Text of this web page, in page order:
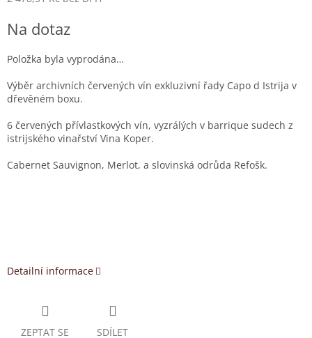
cena:
Na dotaz
Položka byla vyprodána…
Výběr archivních červených vín exkluzivní řady Capo d Istrija v
dřevěném boxu.
6 červených přívlastkových vín, vyzrálých v barrique sudech z
istrijského vinařství Vina Koper.
Cabernet Sauvignon, Merlot, a slovinská odrůda Refošk.
Detailní informace
ZEPTAT SE SDÍLET